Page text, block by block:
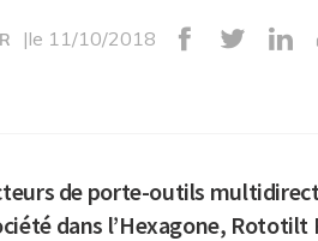
|le 11/10/2018
de porte-outils
dans l’Hexagone, Rototilt